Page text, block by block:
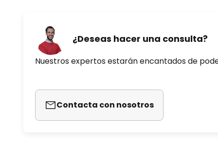
¿Deseas hacer una consulta?
Nuestros expertos estarán encantados de
Contacta con nosotros